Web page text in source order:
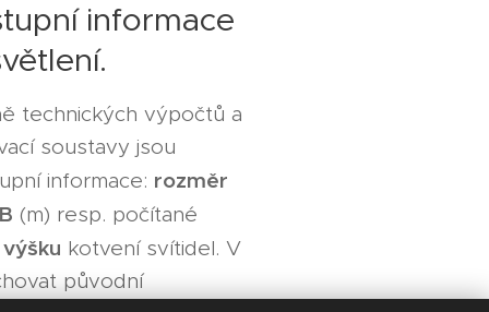
informace
technických výpočtů a
soustavy jsou
informace: rozměr
(m) resp. počítané
výšku kotvení svítidel. V
původní